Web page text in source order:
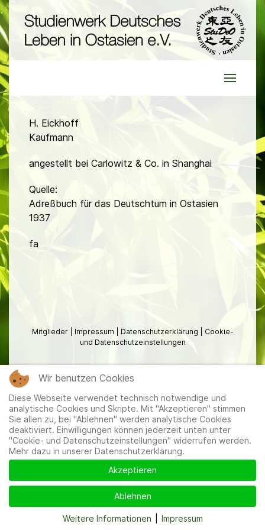
H. Eickhoff
Kaufmann
angestellt bei Carlowitz & Co. in Shanghai
Quelle:
Adreßbuch für das Deutschtum in Ostasien
1937
fa
Mitglieder Impressum Datenschutzerklärung
Cookie-
und Datenschutzeinstellungen
Wir benutzen Cookies
Diese Webseite verwendet technisch notwendige und
analytische Cookies und Skripte. Mit "Akzeptieren" stimmen
Sie allen zu, bei "Ablehnen" werden analytische Cookies
deaktiviert. Einwilligungen können jederzeit unten unter
"Cookie- und Datenschutzeinstellungen" widerrufen werden.
Mehr dazu in unserer Datenschutzerklärung.
Akzeptieren
Ablehnen
Weitere Informationen Impressum